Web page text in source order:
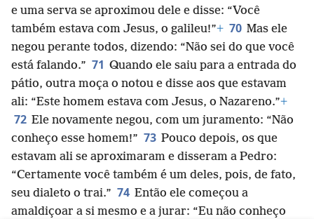
e uma serva se aproximou dele e disse: “Você
também estava com Jesus, o galileu!”+ 70 Mas ele
negou perante todos, dizendo: “Não sei do que você
está falando.” 71 Quando ele saiu para a entrada do
pátio, outra moça o notou e disse aos que estavam
ali: “Este homem estava com Jesus, o Nazareno.”+
72 Ele novamente negou, com um juramento: “Não
conheço esse homem!” 73 Pouco depois, os que
estavam ali se aproximaram e disseram a Pedro:
“Certamente você também é um deles, pois, de fato,
seu dialeto o trai.” 74 Então ele começou a
amaldiçoar a si mesmo e a jurar: “Eu não conheço